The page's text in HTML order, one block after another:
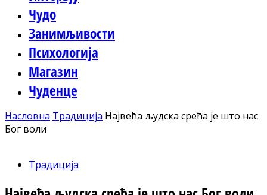
Чудо
Занимљивости
Психологија
Магазин
Чуденце
Насловна Традиција Највећа људска срећа је што нас
Бог воли
Традиција